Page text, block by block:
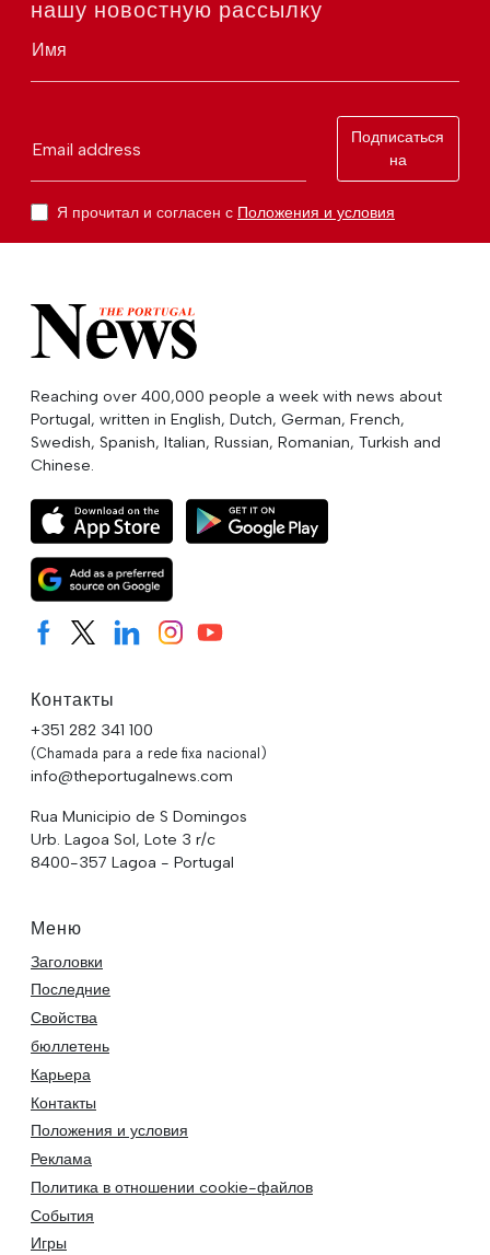
нашу новостную рассылку
Имя
Email address
Подписаться
на
Я прочитал и согласен с Положения и условия
Reaching over 400,000 people a week with news about
Portugal, written in English, Dutch, German, French,
Swedish, Spanish, Italian, Russian, Romanian, Turkish and
Chinese.
Контакты
+351 282 341 100
(Chamada para a rede fixa nacional)
info@theportugalnews.com
Rua Municipio de S Domingos
Urb. Lagoa Sol, Lote 3 r/c
8400-357 Lagoa - Portugal
Меню
Заголовки
Последние
Свойства
бюллетень
Карьера
Контакты
Положения и условия
Реклама
Политика в отношении cookie-файлов
События
Игры